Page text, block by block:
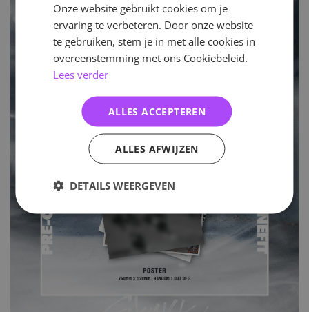
Onze website gebruikt cookies om je
ervaring te verbeteren. Door onze website
te gebruiken, stem je in met alle cookies in
overeenstemming met ons Cookiebeleid.
Lees verder
ALLES ACCEPTEREN
ALLES AFWIJZEN
DETAILS WEERGEVEN